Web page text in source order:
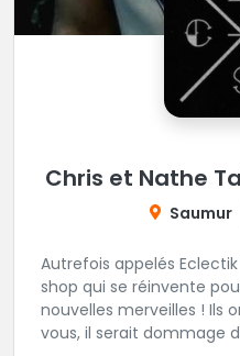
Chris et Nathe
Saumur
Autrefois appelés
shop qui se réinvente
nouvelles merveilles ! Ils
vous, il serait dommage